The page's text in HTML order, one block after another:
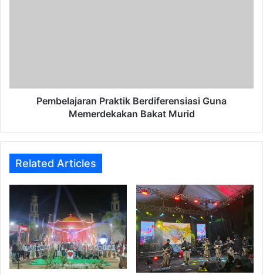
Pembelajaran Praktik Berdiferensiasi Guna
Memerdekakan Bakat Murid
Related Articles